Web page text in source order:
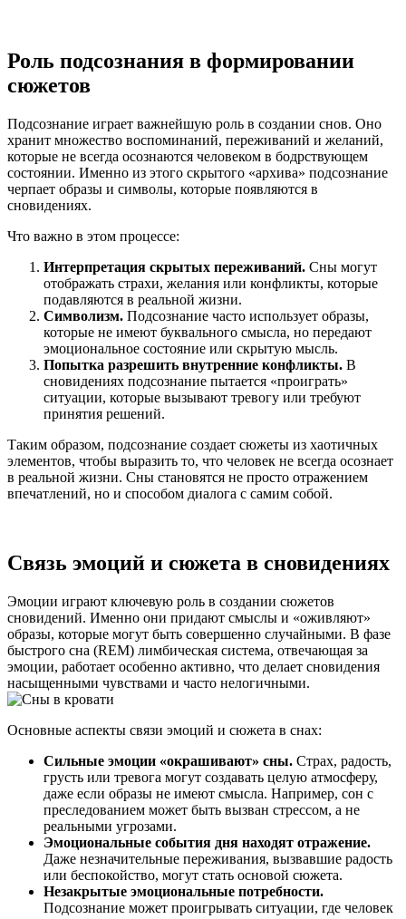
Роль подсознания в формировании
сюжетов
Подсознание играет важнейшую роль в создании снов. Оно
хранит множество воспоминаний, переживаний и желаний,
которые не всегда осознаются человеком в бодрствующем
состоянии. Именно из этого скрытого «архива» подсознание
черпает образы и символы, которые появляются в
сновидениях.
Что важно в этом процессе:
Интерпретация скрытых переживаний. Сны могут
отображать страхи, желания или конфликты, которые
подавляются в реальной жизни.
Символизм. Подсознание часто использует образы,
которые не имеют буквального смысла, но передают
эмоциональное состояние или скрытую мысль.
Попытка разрешить внутренние конфликты. В
сновидениях подсознание пытается «проиграть»
ситуации, которые вызывают тревогу или требуют
принятия решений.
Таким образом, подсознание создает сюжеты из хаотичных
элементов, чтобы выразить то, что человек не всегда осознает
в реальной жизни. Сны становятся не просто отражением
впечатлений, но и способом диалога с самим собой.
Связь эмоций и сюжета в сновидениях
Эмоции играют ключевую роль в создании сюжетов
сновидений. Именно они придают смыслы и «оживляют»
образы, которые могут быть совершенно случайными. В фазе
быстрого сна (REM) лимбическая система, отвечающая за
эмоции, работает особенно активно, что делает сновидения
насыщенными чувствами и часто нелогичными.
Основные аспекты связи эмоций и сюжета в снах:
Сильные эмоции «окрашивают» сны. Страх, радость,
грусть или тревога могут создавать целую атмосферу,
даже если образы не имеют смысла. Например, сон с
преследованием может быть вызван стрессом, а не
реальными угрозами.
Эмоциональные события дня находят отражение.
Даже незначительные переживания, вызвавшие радость
или беспокойство, могут стать основой сюжета.
Незакрытые эмоциональные потребности.
Подсознание может проигрывать ситуации, где человек